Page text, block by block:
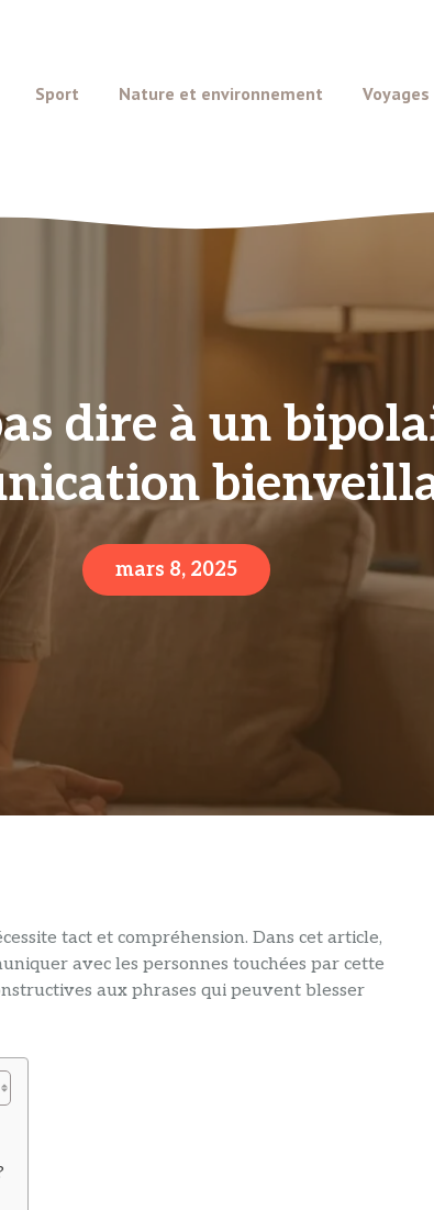
Sport Nature et environnement
dire à un
mars 8, 2025
tact et compréhension. Dans cet article,
avec les personnes touchées par cette
aux phrases qui peuvent blesser